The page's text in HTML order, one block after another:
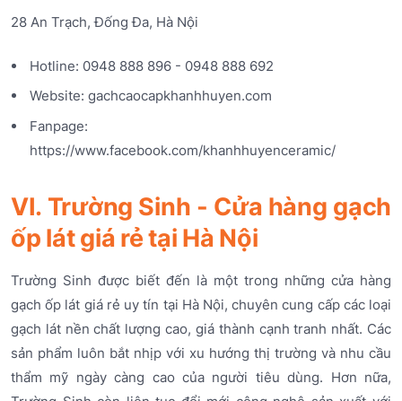
28 An Trạch, Đống Đa, Hà Nội
Hotline: 0948 888 896 - 0948 888 692
Website: gachcaocapkhanhhuyen.com
Fanpage:
https://www.facebook.com/khanhhuyenceramic/
VI. Trường Sinh - Cửa hàng gạch
ốp lát giá rẻ tại Hà Nội
Trường Sinh được biết đến là một trong những cửa hàng
gạch ốp lát giá rẻ uy tín tại Hà Nội, chuyên cung cấp các loại
gạch lát nền chất lượng cao, giá thành cạnh tranh nhất. Các
sản phẩm luôn bắt nhịp với xu hướng thị trường và nhu cầu
thẩm mỹ ngày càng cao của người tiêu dùng. Hơn nữa,